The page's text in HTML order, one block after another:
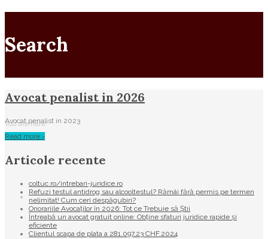
Search
You are here:
Avocat penalist in 2026
Avocat penalist in 2023
Read more ›
Articole recente
coltuc.ro/intrebari-juridice.ro
Refuzi testul antidrog sau alcooltestul? Rămâi fără permis pe termen
nelimitat! Cum ceri despăgubiri?
Onorariile Avocaților în 2026: Tot ce Trebuie să Știi
Întreabă un avocat gratuit online: Obține sfaturi juridice rapide și
eficiente
Clientul scapa de plata a 281.097,23 CHF.2024